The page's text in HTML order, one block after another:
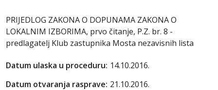
PRIJEDLOG ZAKONA O DOPUNAMA ZAKONA O
LOKALNIM IZBORIMA, prvo čitanje, P.Z. br. 8 -
predlagatelj Klub zastupnika Mosta nezavisnih lista
Datum ulaska u proceduru: 14.10.2016.
Datum otvaranja rasprave: 21.10.2016.